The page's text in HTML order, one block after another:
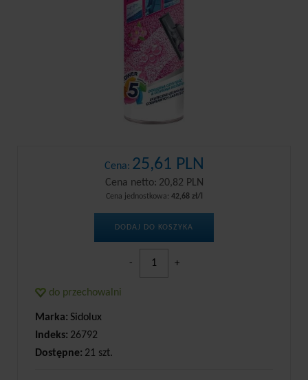
Cena: 25,61 PLN
Cena netto: 20,82 PLN
Cena jednostkowa: 42,68 zł/l
DODAJ DO KOSZYKA
- +
do przechowalni
Marka: Sidolux
Indeks: 26792
Dostępne: 21 szt.